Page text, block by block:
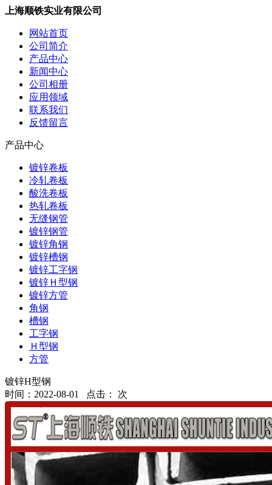
上海顺铁实业有限公司
网站首页
公司简介
产品中心
新闻中心
公司相册
应用领域
联系我们
反馈留言
产品中心
镀锌卷板
冷轧卷板
酸洗卷板
热轧卷板
无缝钢管
镀锌钢管
镀锌角钢
镀锌槽钢
镀锌工字钢
镀锌Ｈ型钢
镀锌方管
角钢
槽钢
工字钢
Ｈ型钢
方管
镀锌H型钢
时间：2022-08-01 点击：
次